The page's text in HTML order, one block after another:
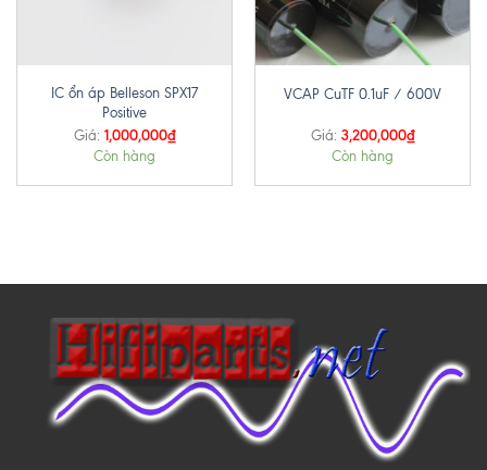
IC ổn áp Belleson SPX17
Positive
Giá: 1,000,000₫
Còn hàng
VCAP CuTF 0.1uF / 600V
Giá: 3,200,000₫
Còn hàng